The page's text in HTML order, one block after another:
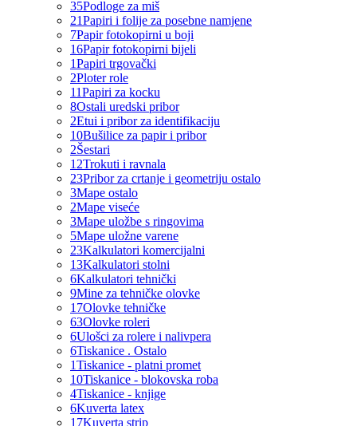
35Podloge za miš
21Papiri i folije za posebne namjene
7Papir fotokopirni u boji
16Papir fotokopirni bijeli
1Papiri trgovački
2Ploter role
11Papiri za kocku
8Ostali uredski pribor
2Etui i pribor za identifikaciju
10Bušilice za papir i pribor
2Šestari
12Trokuti i ravnala
23Pribor za crtanje i geometriju ostalo
3Mape ostalo
2Mape viseće
3Mape uložbe s ringovima
5Mape uložne varene
23Kalkulatori komercijalni
13Kalkulatori stolni
6Kalkulatori tehnički
9Mine za tehničke olovke
17Olovke tehničke
63Olovke roleri
6Ulošci za rolere i nalivpera
6Tiskanice . Ostalo
1Tiskanice - platni promet
10Tiskanice - blokovska roba
4Tiskanice - knjige
6Kuverta latex
17Kuverta strip